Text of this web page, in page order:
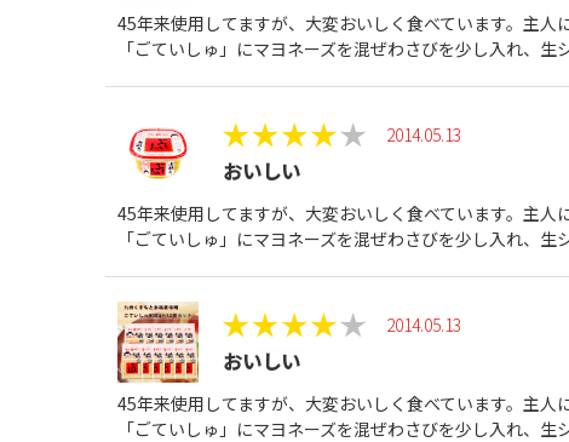
45年来使用してますが、大変おいしく食べています。主人
「ごていしゅ」にマヨネーズを混ぜわさびを少し入れ、
2014.05.13
おいしい
45年来使用してますが、大変おいしく食べています。主人
「ごていしゅ」にマヨネーズを混ぜわさびを少し入れ、
2014.05.13
おいしい
45年来使用してますが、大変おいしく食べています。主人
「ごていしゅ」にマヨネーズを混ぜわさびを少し入れ、